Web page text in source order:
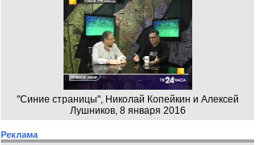
"Синие страницы", Николай Копейкин и Алексей
Лушников, 8 января 2016
Реклама